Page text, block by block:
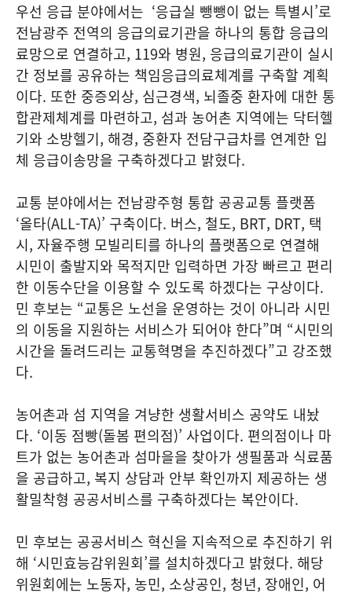
우선 응급 분야에서는 ‘응급실 뺑뺑이 없는 특별시’로
전남광주 전역의 응급의료기관을 하나의 통합 응급의
료망으로 연결하고, 119와 병원, 응급의료기관이 실시
간 정보를 공유하는 책임응급의료체계를 구축할 계획
이다. 또한 중증외상, 심근경색, 뇌졸중 환자에 대한 통
합관제체계를 마련하고, 섬과 농어촌 지역에는 닥터헬
기와 소방헬기, 해경, 중환자 전담구급차를 연계한 입
체 응급이송망을 구축하겠다고 밝혔다.
교통 분야에서는 전남광주형 통합 공공교통 플랫폼
‘올타(ALL-TA)’ 구축이다. 버스, 철도, BRT, DRT, 택
시, 자율주행 모빌리티를 하나의 플랫폼으로 연결해
시민이 출발지와 목적지만 입력하면 가장 빠르고 편리
한 이동수단을 이용할 수 있도록 하겠다는 구상이다.
민 후보는 “교통은 노선을 운영하는 것이 아니라 시민
의 이동을 지원하는 서비스가 되어야 한다”며 “시민의
시간을 돌려드리는 교통혁명을 추진하겠다”고 강조했
다.
농어촌과 섬 지역을 겨냥한 생활서비스 공약도 내놨
다. ‘이동 점빵(돌봄 편의점)’ 사업이다. 편의점이나 마
트가 없는 농어촌과 섬마을을 찾아가 생필품과 식료품
을 공급하고, 복지 상담과 안부 확인까지 제공하는 생
활밀착형 공공서비스를 구축하겠다는 복안이다.
민 후보는 공공서비스 혁신을 지속적으로 추진하기 위
해 ‘시민효능감위원회’를 설치하겠다고 밝혔다. 해당
위원회에는 노동자, 농민, 소상공인, 청년, 장애인, 어